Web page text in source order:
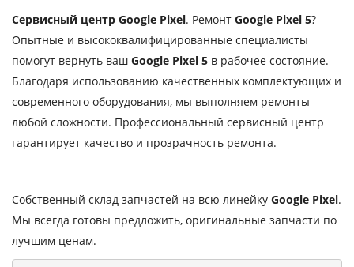
Сервисный центр Google Pixel. Ремонт Google Pixel 5?
Опытные и высококвалифицированные специалисты
помогут вернуть ваш Google Pixel 5 в рабочее состояние.
Благодаря использованию качественных комплектующих и
современного оборудования, мы выполняем ремонты
любой сложности. Профессиональный сервисный центр
гарантирует качество и прозрачность ремонта.
Собственный склад запчастей на всю линейку Google Pixel.
Мы всегда готовы предложить, оригинальные запчасти по
лучшим ценам.